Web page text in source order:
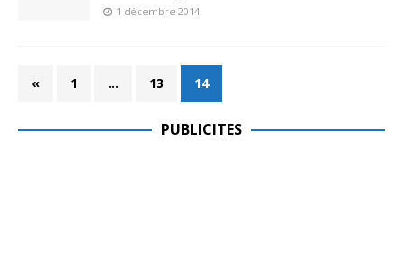
1 décembre 2014
« 1 … 13 14
PUBLICITES